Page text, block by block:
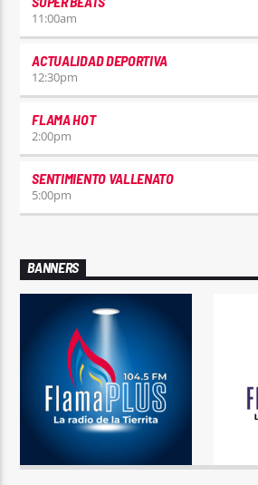
11:00am
ACTUALIDAD DEPORTIVA
12:30pm
FLAMA HOT
2:00pm
SENTIMIENTO VALLENATO
5:00pm
BANNERS